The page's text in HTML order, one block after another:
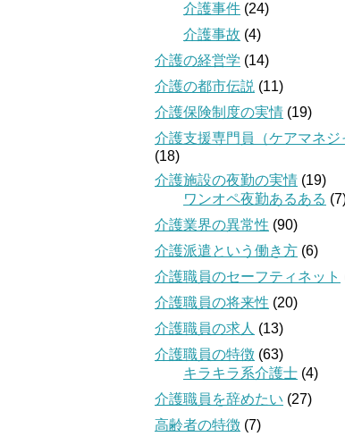
介護事件 (24)
介護事故 (4)
介護の経営学 (14)
介護の都市伝説 (11)
介護保険制度の実情 (19)
介護支援専門員（ケアマネジ
(18)
介護施設の夜勤の実情 (19)
ワンオペ夜勤あるある
介護業界の異常性 (90)
介護派遣という働き方 (6)
介護職員のセーフティネット
介護職員の将来性 (20)
介護職員の求人 (13)
介護職員の特徴 (63)
キラキラ系介護士 (4)
介護職員を辞めたい (27)
高齢者の特徴 (7)